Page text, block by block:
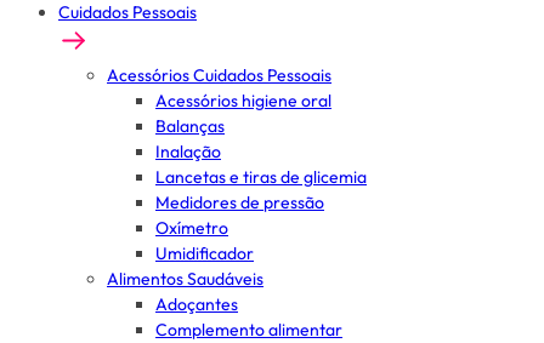
Cuidados Pessoais
Acessórios Cuidados Pessoais
Acessórios higiene oral
Balanças
Inalação
Lancetas e tiras de glicemia
Medidores de pressão
Oxímetro
Umidificador
Alimentos Saudáveis
Adoçantes
Complemento alimentar